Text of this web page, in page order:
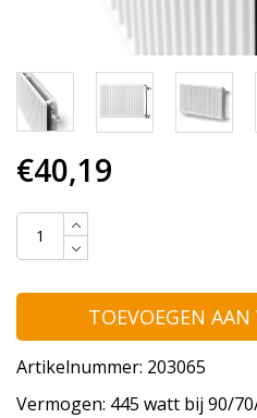
€40,19
TOEVOEGEN
Artikelnummer: 203065
Vermogen: 445 watt bij 90/